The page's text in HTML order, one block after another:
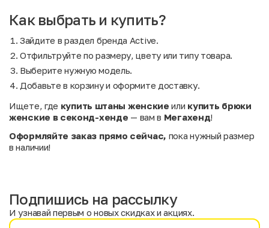
Как выбрать и купить?
Зайдите в раздел бренда Active.
Отфильтруйте по размеру, цвету или типу товара.
Выберите нужную модель.
Добавьте в корзину и оформите доставку.
Ищете, где купить штаны женские или купить брюки
женские в секонд-хенде — вам в Мегахенд!
Оформляйте заказ прямо сейчас, пока нужный размер
в наличии!
Подпишись на рассылку
И узнавай первым о новых скидках и акциях.